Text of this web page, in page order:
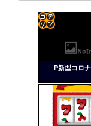
ますｗ」←こ
【閲覧注意】
【画像】ペ
な新商品を
Powered by
P新型コロ
定リ
ンク
自動